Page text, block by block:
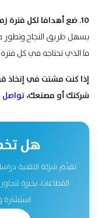
10. ضع أهدافا لكل فترة زمنية وقيم مدى نجاحها:
يسهل طريق النجاح
ما الذي تحتاجه في كل
إذا كنت مشتت في إتخاذ
شركتك أو مصنعك،تواصل
هل
تقدّم شركة التقنية